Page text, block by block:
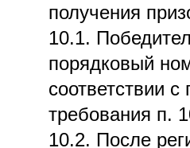
получения
10.1.
порядковый
соответствии
требования п.
10.2. После